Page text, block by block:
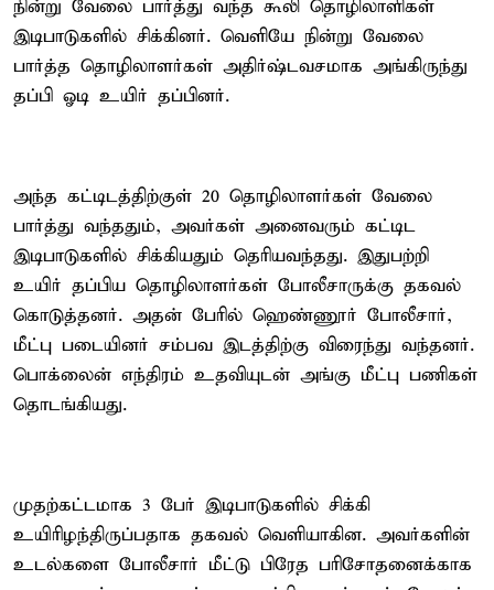
நின்று வேலை பார்த்து வந்த கூலி தொழிலாளிகள்
இடிபாடுகளில் சிக்கினர். வெளியே நின்று வேலை
பார்த்த தொழிலாளர்கள் அதிர்ஷ்டவசமாக அங்கிருந்து
தப்பி ஓடி உயிர் தப்பினர்.
அந்த கட்டிடத்திற்குள் 20 தொழிலாளர்கள் வேலை
பார்த்து வந்ததும், அவர்கள் அனைவரும் கட்டிட
இடிபாடுகளில் சிக்கியதும் தெரியவந்தது. இதுபற்றி
உயிர் தப்பிய தொழிலாளர்கள் போலீசாருக்கு தகவல்
கொடுத்தனர். அதன் பேரில் ஹெண்ணூர் போலீசார்,
மீட்பு படையினர் சம்பவ இடத்திற்கு விரைந்து வந்தனர்.
பொக்லைன் எந்திரம் உதவியுடன் அங்கு மீட்பு பணிகள்
தொடங்கியது.
முதற்கட்டமாக 3 பேர் இடிபாடுகளில் சிக்கி
உயிரிழந்திருப்பதாக தகவல் வெளியாகின. அவர்களின்
உடல்களை போலீசார் மீட்டு பிரேத பரிசோதனைக்காக